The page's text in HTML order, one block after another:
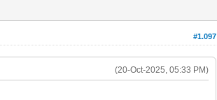
#1.097
(20-Oct-2025, 05:33 PM)